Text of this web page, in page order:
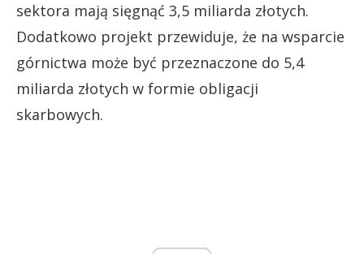
sektora mają sięgnąć 3,5 miliarda złotych.
Dodatkowo projekt przewiduje, że na wsparcie
górnictwa może być przeznaczone do 5,4
miliarda złotych w formie obligacji
skarbowych.